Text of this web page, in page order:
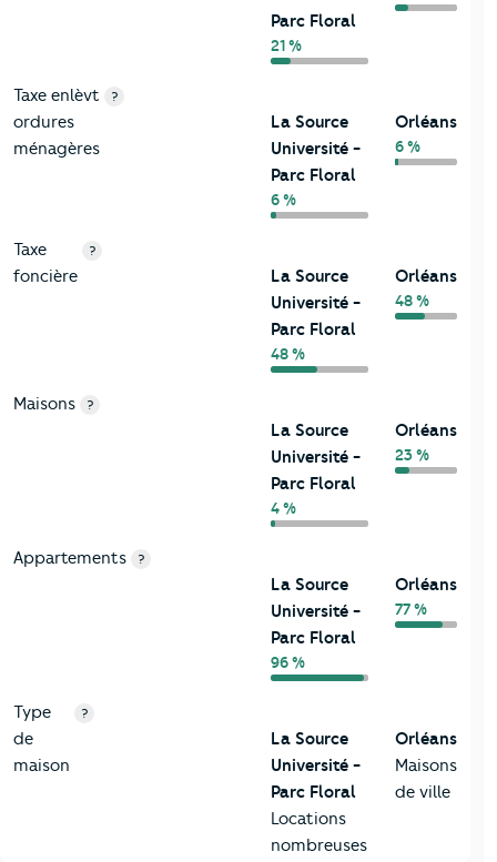
Parc Floral
21 %
Taxe enlèvt
ordures
ménagères
?
La Source
Université -
Parc Floral
6 %
Orléans
6 %
Taxe
foncière
?
La Source
Université -
Parc Floral
48 %
Orléans
48 %
Maisons ?
La Source
Université -
Parc Floral
4 %
Orléans
23 %
Appartements ?
La Source
Université -
Parc Floral
96 %
Orléans
77 %
Type
de
maison
?
La Source
Université -
Parc Floral
Locations
nombreuses
Orléans
Maisons
de ville